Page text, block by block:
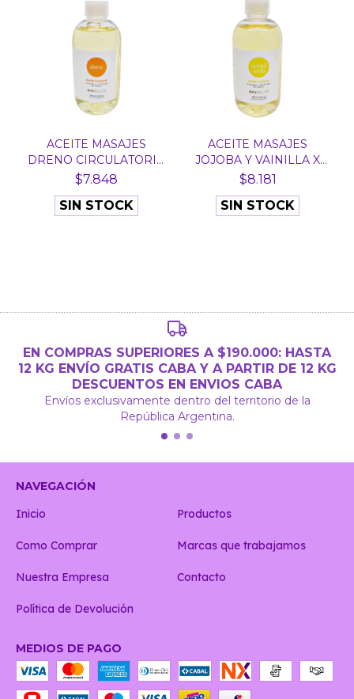
ACEITE MASAJES
DRENO CIRCULATORIO
X 250...
$7.848
SIN STOCK
ACEITE MASAJES
JOJOBA Y VAINILLA X
250 M...
$8.181
SIN STOCK
EN COMPRAS SUPERIORES A $190.000: HASTA
12 KG ENVÍO GRATIS CABA Y A PARTIR DE 12 KG
DESCUENTOS EN ENVIOS CABA
Envíos exclusivamente dentro del territorio de la
República Argentina.
NAVEGACIÓN
Inicio
Productos
Como Comprar Marcas que trabajamos
Nuestra Empresa Contacto
Política de Devolución
MEDIOS DE PAGO